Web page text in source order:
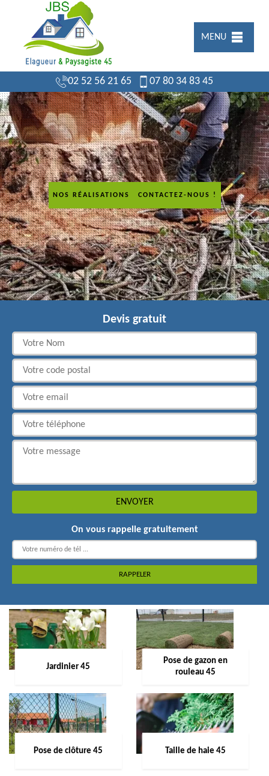
MENU
02 52 56 21 65 07 80 34 83 45
NOS RÉALISATIONS CONTACTEZ-NOUS !
Devis gratuit
On vous rappelle gratuitement
Jardinier 45
Pose de gazon en
rouleau 45
Pose de clôture 45 Taille de haie 45